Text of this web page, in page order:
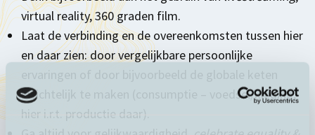
virtual reality, 360 graden film.
Laat de verbinding en de overeenkomsten tussen hier
en daar zien: door vergelijkbare persoonlijke
inzichtelijk te maken (consumptie – voedsel/kleding,
hier i.r.t. productie daar).